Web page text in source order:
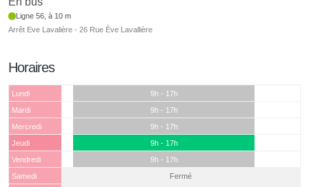
Ligne 56, à 10 m
Arrêt Eve Lavalière - 26 Rue Ève Lavallière
Horaires
Lundi
9h - 17h
Mardi
9h - 17h
Mercredi
9h - 17h
Jeudi
9h - 17h
Vendredi
9h - 17h
Samedi
Fermé